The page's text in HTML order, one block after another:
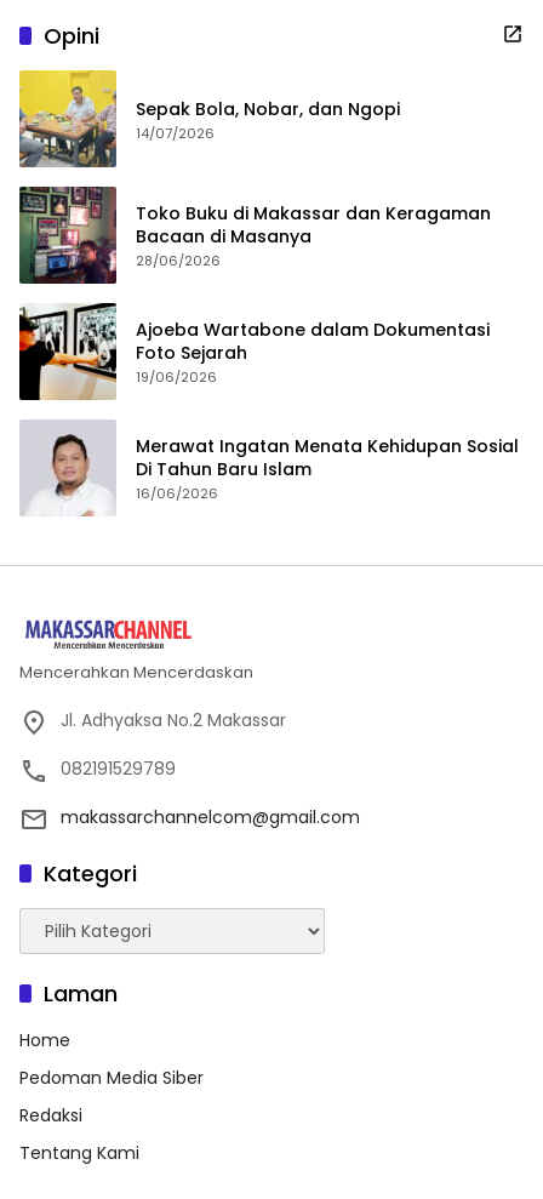
Opini
Sepak Bola, Nobar, dan Ngopi
14/07/2026
Toko Buku di Makassar dan Keragaman
Bacaan di Masanya
28/06/2026
Ajoeba Wartabone dalam Dokumentasi
Foto Sejarah
19/06/2026
Merawat Ingatan Menata Kehidupan Sosial
Di Tahun Baru Islam
16/06/2026
Mencerahkan Mencerdaskan
Jl. Adhyaksa No.2 Makassar
082191529789
makassarchannelcom@gmail.com
Kategori
Kategori
Laman
Home
Pedoman Media Siber
Redaksi
Tentang Kami